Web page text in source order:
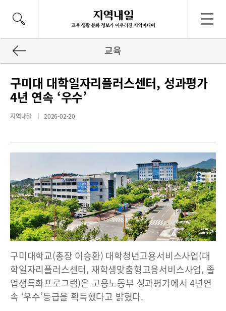
교육
구미대 대학일자리플러스센터, 성과평가
4년 연속 ‘우수’
지역내일 2026-02-20
구미대학교(총장 이승환) 대학청년고용서비스사업(대
학일자리플러스센터, 재학생맞춤형고용서비스사업, 졸
업생특화프로그램)은 고용노동부 성과평가에서 4년연
속 ‘우수’등급을 획득했다고 밝혔다.